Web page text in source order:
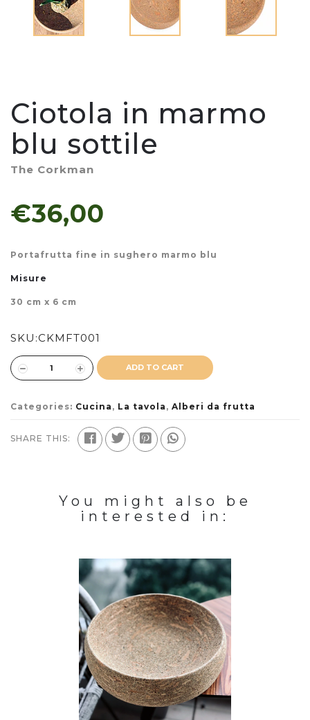
Ciotola in marmo
blu sottile
The Corkman
€36,00
Portafrutta fine in sughero marmo blu
Misure
30 cm x 6 cm
SKU:CKMFT001
ADD TO CART
Categories: Cucina , La tavola , Alberi da frutta
SHARE THIS:
You might also be
interested in: